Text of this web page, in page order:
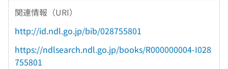
関連情報（URI）
http://id.ndl.go.jp/bib/028755801
https://ndlsearch.ndl.go.jp/books/R000000004-I028
755801